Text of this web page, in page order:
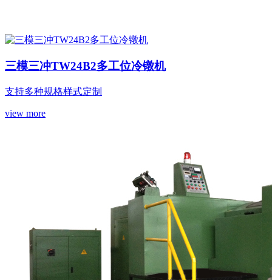
三模三冲TW24B2多工位冷镦机
支持多种规格样式定制
view more